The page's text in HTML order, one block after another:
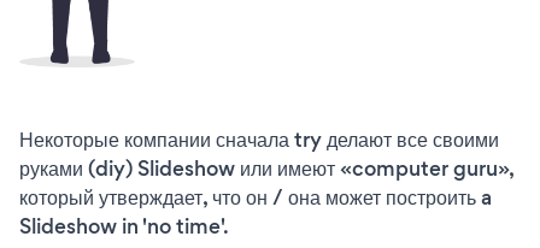
Некоторые компании сначала try делают все своими
руками (diy) Slideshow или имеют «computer guru»,
который утверждает, что он / она может построить a
Slideshow in 'no time'.